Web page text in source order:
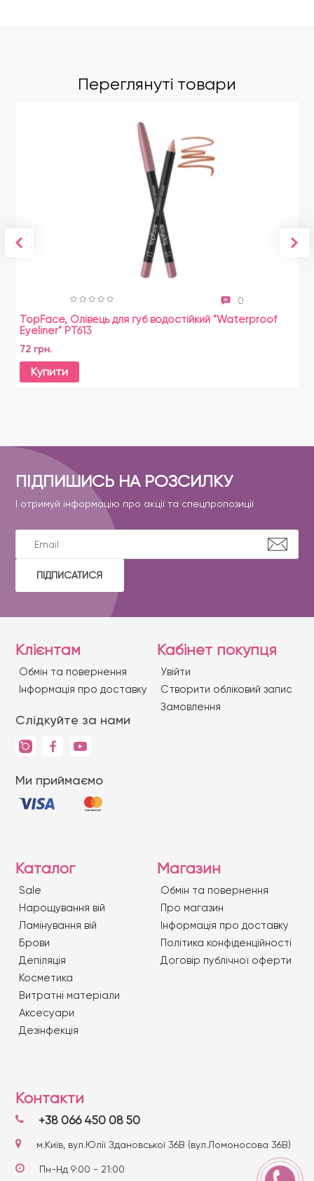
Переглянуті товари
0
TopFace, Олівець для губ водостійкий "Waterproof
Eyeliner" PT613
72 грн.
Купити
ПІДПИШИСЬ НА РОЗСИЛКУ
І отримуй інформацію про акції та спецпропозиції
ПІДПИСАТИСЯ
Клієнтам
Обмін та повернення
Iнформація про доставку
Слідкуйте за нами
Ми приймаємо
Кабінет покупця
Увійти
Створити обліковий запис
Замовлення
Каталог
Sale
Нарощування вій
Ламінування вій
Брови
Депіляція
Косметика
Витратні матеріали
Аксесуари
Дезінфекція
Магазин
Обмін та повернення
Про магазин
Iнформація про доставку
Політика конфіденційності
Договір публічної оферти
Контакти
+38 066 450 08 50
м.Київ, вул.Юлії Здановської 36В (вул.Ломоносова 36В)
Пн-Нд 9:00 - 21:00